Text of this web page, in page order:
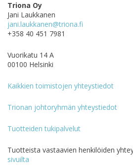
Triona Oy
Jani Laukkanen
jani.laukkanen@triona.fi
+358 40 451 7981
Vuorikatu 14 A
00100 Helsinki
Kaikkien toimistojen yhteystiedot
Trionan johtoryhmän yhteystiedot
Tuotteiden tukipalvelut
Tuotteista vastaavien henkilöiden
sivuilta